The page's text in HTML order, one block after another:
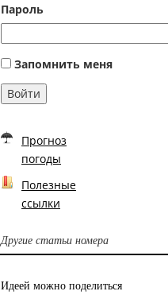
Пароль
Запомнить меня
Войти
Прогноз
погоды
Полезные
ссылки
Другие статьи номера
Идеей можно поделиться